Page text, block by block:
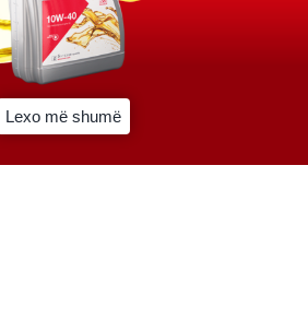
Lexo më shumë